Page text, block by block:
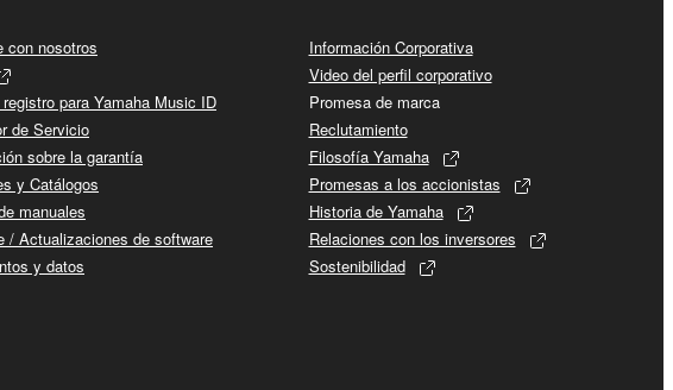
con nosotros
para Yamaha Music ID
de Servicio
sobre la garantía
y Catálogos
manuales
/ Actualizaciones de software
y datos
Información Corporativa
Video del perfil corporativo
Promesa de marca
Reclutamiento
Filosofía Yamaha
Promesas a los accionistas
Historia de Yamaha
Relaciones con los inversores
Sostenibilidad